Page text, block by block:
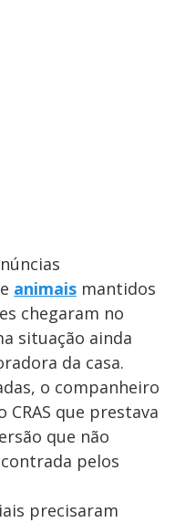
animais mantidos
chegaram no
situação ainda
da casa.
o companheiro
que prestava
que não
pelos
precisaram